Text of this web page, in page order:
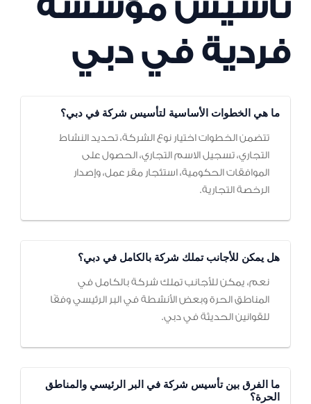
تأسيس مؤسسة
فردية في دبي
ما هي الخطوات الأساسية لتأسيس شركة في دبي؟
تتضمن الخطوات اختيار نوع الشركة، تحديد النشاط
التجاري، تسجيل الاسم التجاري، الحصول على
الموافقات الحكومية، استئجار مقر عمل، وإصدار
الرخصة التجارية.
هل يمكن للأجانب تملك شركة بالكامل في دبي؟
نعم، يمكن للأجانب تملك شركة بالكامل في
المناطق الحرة وبعض الأنشطة في البر الرئيسي وفقًا
للقوانين الحديثة في دبي.
ما الفرق بين تأسيس شركة في البر الرئيسي والمناطق
الحرة؟